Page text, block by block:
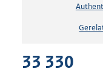
33 330